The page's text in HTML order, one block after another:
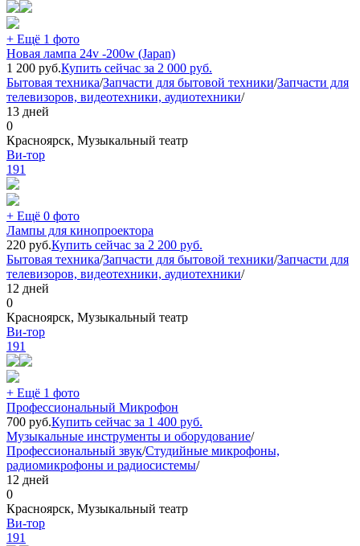
+ Ещё 1 фото
Новая лампа 24v -200w (Japan)
1 200 руб.Купить сейчас за 2 000 руб.
Бытовая техника/Запчасти для бытовой техники/Запчасти для
телевизоров, видеотехники, аудиотехники/
13 дней
0
Красноярск, Музыкальный театр
Ви-тор
191
+ Ещё 0 фото
Лампы для кинопроектора
220 руб.Купить сейчас за 2 200 руб.
Бытовая техника/Запчасти для бытовой техники/Запчасти для
телевизоров, видеотехники, аудиотехники/
12 дней
0
Красноярск, Музыкальный театр
Ви-тор
191
+ Ещё 1 фото
Профессиональный Микрофон
700 руб.Купить сейчас за 1 400 руб.
Музыкальные инструменты и оборудование/
Профессиональный звук/Студийные микрофоны,
радиомикрофоны и радиосистемы/
12 дней
0
Красноярск, Музыкальный театр
Ви-тор
191